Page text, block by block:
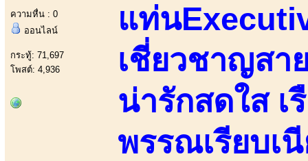
ความหื่น : 0
ออนไลน์
กระทู้: 71,697
โพสต์: 4,936
แท่น
เชี่ยวชาญสา
น่ารักสดใส เ
พรรณเรียบเ